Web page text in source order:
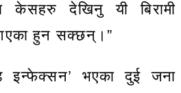
केसहरु देखिनु यी बिरामी
हुन सक्छन्।”
इन्फेक्सन’ भएका दुई जना